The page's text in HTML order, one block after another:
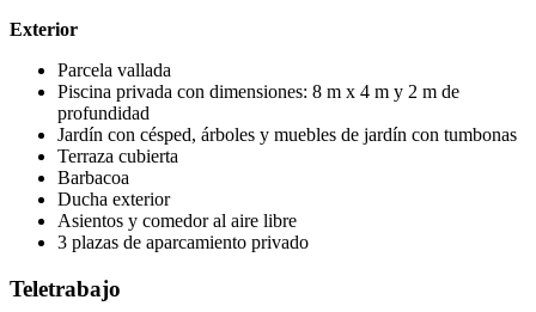
Exterior
Parcela vallada
Piscina privada con dimensiones: 8 m x 4 m y 2 m de
profundidad
Jardín con césped, árboles y muebles de jardín con tumbonas
Terraza cubierta
Barbacoa
Ducha exterior
Asientos y comedor al aire libre
3 plazas de aparcamiento privado
Teletrabajo